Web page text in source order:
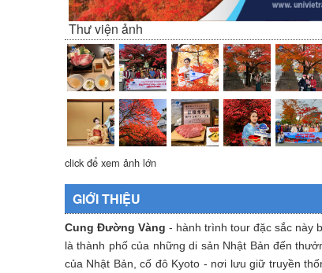
Thư viện ảnh
click để xem ảnh lớn
GIỚI THIỆU
Cung Đường Vàng - hành trình tour đặc sắc này
là thành phố của những di sản Nhật Bản đến
của Nhật Bản, cố đô Kyoto - nơi lưu giữ truyền